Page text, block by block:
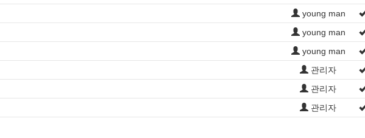
young man
young man
young man
관리자
관리자
관리자